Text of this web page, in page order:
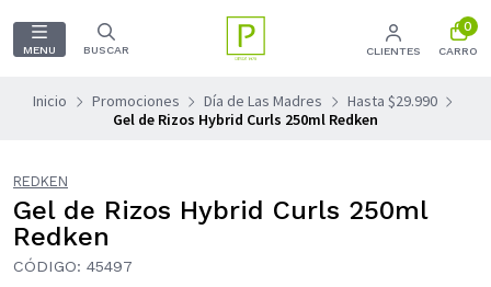
MENU BUSCAR CLIENTES
0
CARRO
Inicio Promociones Día de Las Madres
Hasta $29.990
Gel de Rizos Hybrid Curls 250ml Redken
REDKEN
Gel de Rizos Hybrid Curls 250ml
Redken
CÓDIGO: 45497